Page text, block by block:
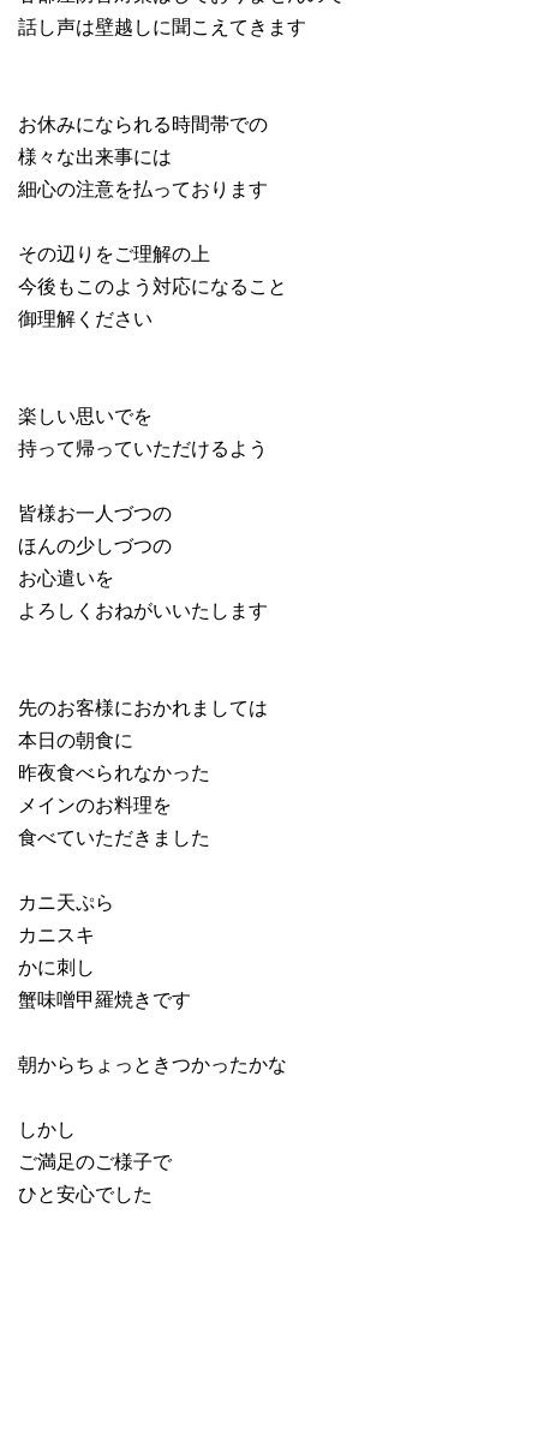
話し声は壁越しに聞こえてきます
お休みになられる時間帯での
様々な出来事には
細心の注意を払っております
その辺りをご理解の上
今後もこのよう対応になること
御理解ください
楽しい思いでを
持って帰っていただけるよう
皆様お一人づつの
ほんの少しづつの
お心遣いを
よろしくおねがいいたします
先のお客様におかれましては
本日の朝食に
昨夜食べられなかった
メインのお料理を
食べていただきました
カニ天ぷら
カニスキ
かに刺し
蟹味噌甲羅焼きです
朝からちょっときつかったかな
しかし
ご満足のご様子で
ひと安心でした